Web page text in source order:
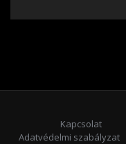
Kapcsolat
Adatvédelmi szabályzat